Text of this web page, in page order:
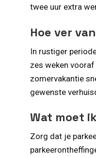
twee uur extra
Hoe ver
In rustiger
zes weken
zomervakantie
gewenste
Wat moet
Zorg dat je